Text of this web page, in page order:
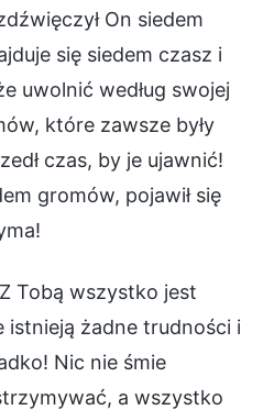
On siedem
się siedem czasz i
uwolnić według swojej
które zawsze były
czas, by je ujawnić!
gromów, pojawił się
Tobą wszystko jest
żadne trudności i
Nic nie śmie
a wszystko